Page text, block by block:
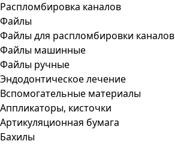
Распломбировка каналов
Файлы
Файлы для распломбировки каналов
Файлы машинные
Файлы ручные
Эндодонтическое лечение
Вспомогательные материалы
Аппликаторы, кисточки
Артикуляционная бумага
Бахилы